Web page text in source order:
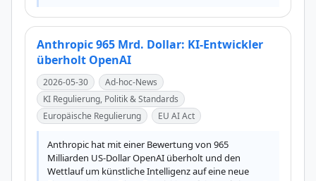
Anthropic 965 Mrd. Dollar: KI-Entwickler
überholt OpenAI
2026-05-30
Ad-hoc-News
KI Regulierung, Politik & Standards
Europäische Regulierung
EU AI Act
Anthropic hat mit einer Bewertung von 965
Milliarden US-Dollar OpenAI überholt und den
Wettlauf um künstliche Intelligenz auf eine neue